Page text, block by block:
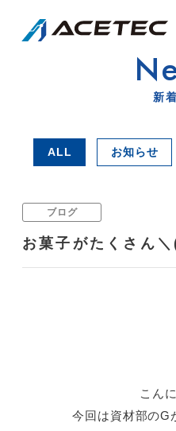
新
ALL お知らせ
ブログ
お菓子がたくさん
こん
今回は資材部のG